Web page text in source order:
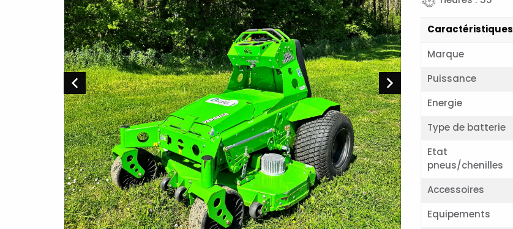
Caractéristiques
Marque
Puissance
Energie
Type de batterie
Etat
pneus/chenilles
Accessoires
Equipements